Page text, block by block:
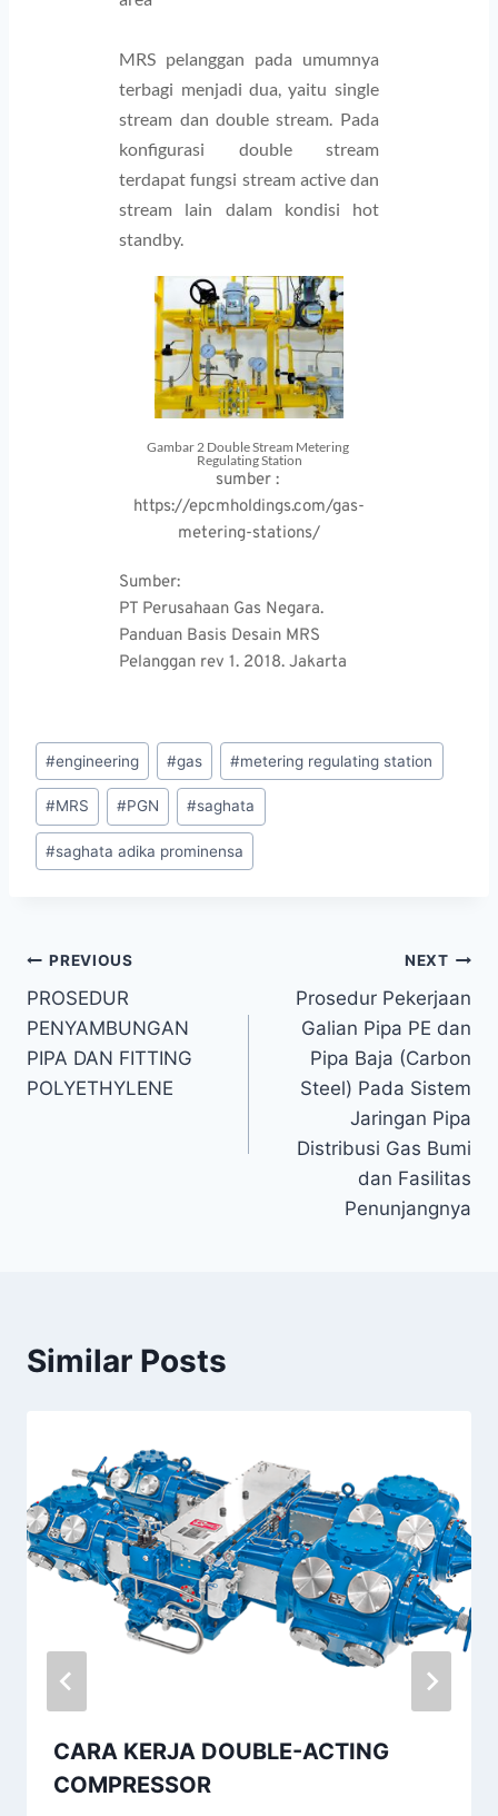
MRS pelanggan pada umumnya
terbagi menjadi dua, yaitu single
stream dan double stream. Pada
konfigurasi double stream
terdapat fungsi stream active dan
stream lain dalam kondisi hot
standby.
Gambar 2 Double Stream Metering
Regulating Station
sumber :
https://epcmholdings.com/gas-
metering-stations/
Sumber:
PT Perusahaan Gas Negara.
Panduan Basis Desain MRS
Pelanggan rev 1. 2018. Jakarta
Post
Tags:
#engineering #gas #metering regulating station
#MRS #PGN #saghata
#saghata adika prominensa
Navigasi
pos
PREVIOUS
PROSEDUR
PENYAMBUNGAN
PIPA DAN FITTING
POLYETHYLENE
NEXT
Prosedur Pekerjaan
Galian Pipa PE dan
Pipa Baja (Carbon
Steel) Pada Sistem
Jaringan Pipa
Distribusi Gas Bumi
dan Fasilitas
Penunjangnya
Similar Posts
CARA KERJA DOUBLE-ACTING
COMPRESSOR